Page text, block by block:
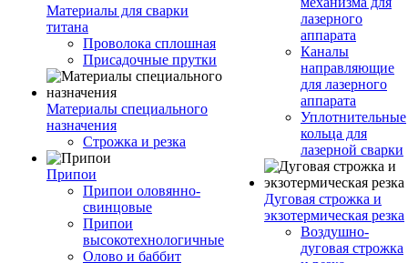
Материалы для сварки
титана
Проволока сплошная
Присадочные прутки
Материалы специального
назначения
Строжка и резка
Припои
Припои оловянно-
свинцовые
Припои
высокотехнологичные
Олово и баббит
лазерного
аппарата
Каналы
направляющие
для лазерного
аппарата
Уплотнительные
кольца для
лазерной сварки
Дуговая строжка и
экзотермическая резка
Воздушно-
дуговая строжка